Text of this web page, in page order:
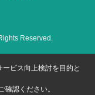
Reserved.
ビス向上検討を目的と
確認ください。